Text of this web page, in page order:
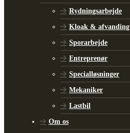
Rydningsarbejde
Kloak & afvanding
Sporarbejde
Entreprenør
Specialløsninger
Mekaniker
Lastbil
Om os